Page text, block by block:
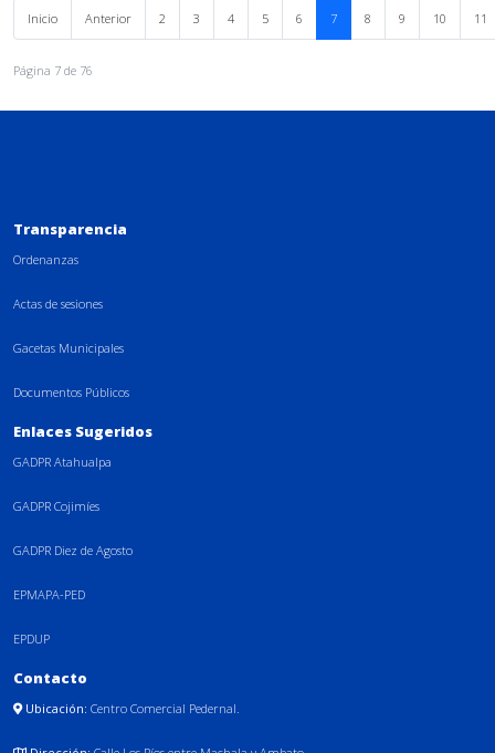
Inicio Anterior 2 3 4 5 6 7 8 9 10 11
Página 7 de 76
Transparencia
Ordenanzas
Actas de sesiones
Gacetas Municipales
Documentos Públicos
Enlaces Sugeridos
GADPR Atahualpa
GADPR Cojimíes
GADPR Diez de Agosto
EPMAPA-PED
EPDUP
Contacto
Ubicación: Centro Comercial Pedernal.